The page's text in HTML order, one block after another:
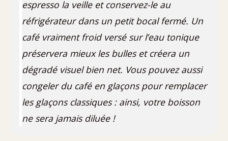
espresso la veille et conservez-le au
réfrigérateur dans un petit bocal fermé. Un
café vraiment froid versé sur l’eau tonique
préservera mieux les bulles et créera un
dégradé visuel bien net. Vous pouvez aussi
congeler du café en glaçons pour remplacer
les glaçons classiques : ainsi, votre boisson
ne sera jamais diluée !